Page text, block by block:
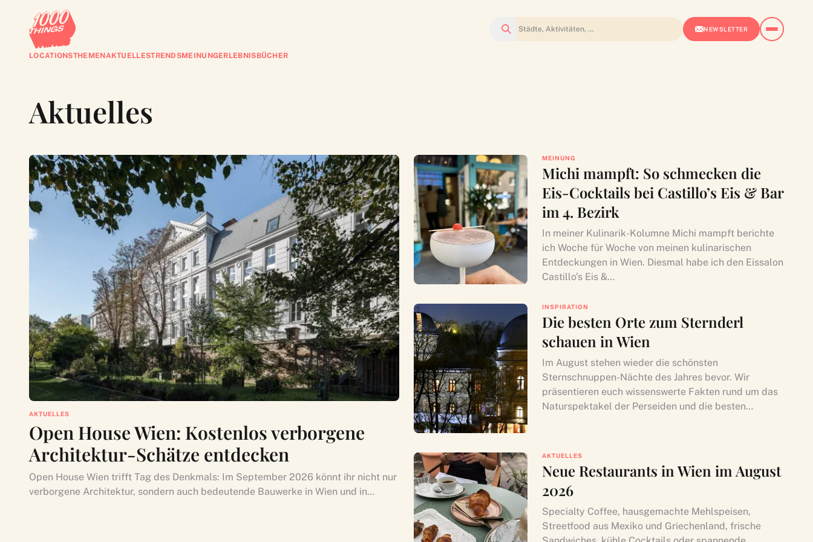
Suchen NEWSLETTER
LOCATIONSTHEMENAKTUELLESTRENDSMEINUNGERLEBNISBÜCHER
Aktuelles
AKTUELLES
Open House Wien: Kostenlos verborgene
Architektur-Schätze entdecken
Open House Wien trifft Tag des Denkmals: Im September 2026 könnt ihr nicht nur
verborgene Architektur, sondern auch bedeutende Bauwerke in Wien und in…
MEINUNG
Michi mampft: So schmecken die
Eis-Cocktails bei Castillo’s Eis & Bar
im 4. Bezirk
In meiner Kulinarik-Kolumne Michi mampft berichte
ich Woche für Woche von meinen kulinarischen
Entdeckungen in Wien. Diesmal habe ich den Eissalon
Castillo’s Eis &…
INSPIRATION
Die besten Orte zum Sternderl
schauen in Wien
Im August stehen wieder die schönsten
Sternschnuppen-Nächte des Jahres bevor. Wir
präsentieren euch wissenswerte Fakten rund um das
Naturspektakel der Perseiden und die besten…
AKTUELLES
Neue Restaurants in Wien im August
2026
Specialty Coffee, hausgemachte Mehlspeisen,
Streetfood aus Mexiko und Griechenland, frische